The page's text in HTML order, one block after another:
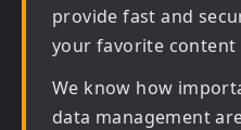
provide fast and
your favorite content
We know how
data management